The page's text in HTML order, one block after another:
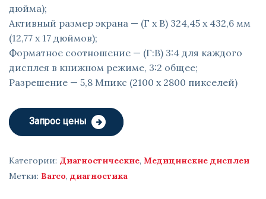
дюйма);
Активный размер экрана — (Г x В) 324,45 x 432,6 мм
(12,77 x 17 дюймов);
Форматное соотношение — (Г:В) 3:4 для каждого
дисплея в книжном режиме, 3:2 общее;
Разрешение — 5,8 Мпикс (2100 x 2800 пикселей)
Запрос цены
Категории: Диагностические, Медицинские дисплеи
Метки: Barco, диагностика